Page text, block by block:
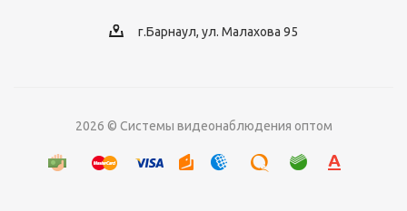
г.Барнаул, ул. Малахова 95
2026 © Системы видеонаблюдения оптом